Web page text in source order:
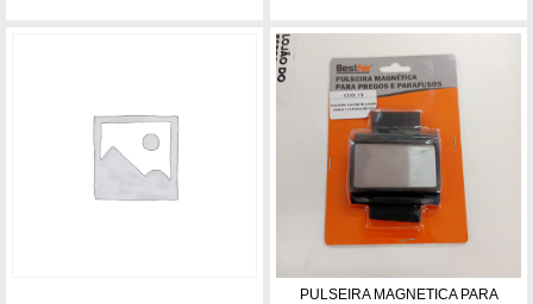
PULSEIRA MAGNETICA PARA